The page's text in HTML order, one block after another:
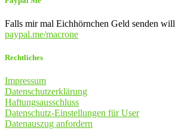
Falls mir mal Eichhörnchen Geld senden will
paypal.me/macrone
Rechtliches
Impressum
Datenschutzerklärung
Haftungsausschluss
Datenschutz-Einstellungen für User
Datenauszug anfordern